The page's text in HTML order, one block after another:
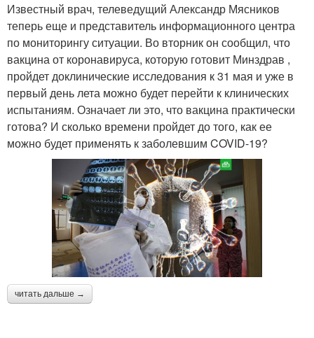
Известный врач, телеведущий Александр Мясников
теперь еще и представитель информационного центра
по мониторингу ситуации. Во вторник он сообщил, что
вакцина от коронавируса, которую готовит Минздрав ,
пройдет доклинические исследования к 31 мая и уже в
первый день лета можно будет перейти к клинических
испытаниям. Означает ли это, что вакцина практически
готова? И сколько времени пройдет до того, как ее
можно будет применять к заболевшим COVID-19?
читать дальше →